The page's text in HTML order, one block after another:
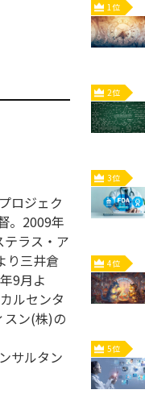
ロジェク
。2009年
ラス・ア
り三井倉
9月よ
ルセンタ
スン(株)の
サルタン
1位
2位
3位
4位
5位